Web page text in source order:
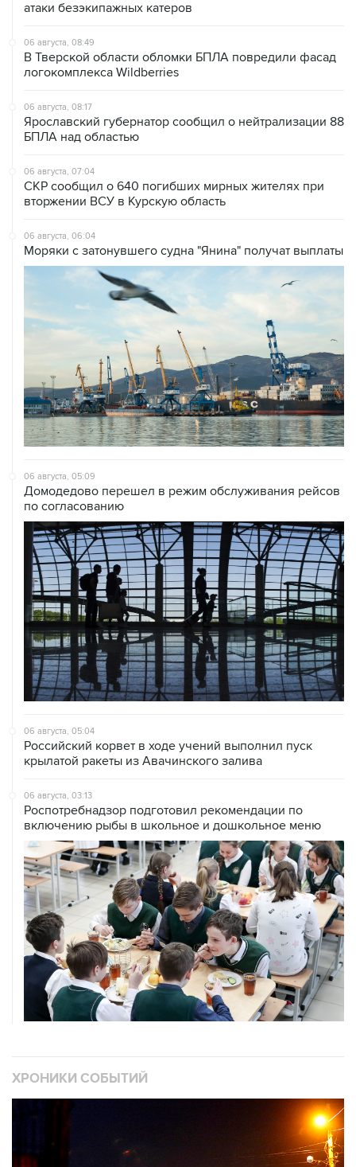
атаки безэкипажных катеров
06 августа, 08:49
В Тверской области обломки БПЛА повредили фасад
логокомплекса Wildberries
06 августа, 08:17
Ярославский губернатор сообщил о нейтрализации 88
БПЛА над областью
06 августа, 07:04
СКР сообщил о 640 погибших мирных жителях при
вторжении ВСУ в Курскую область
06 августа, 06:04
Моряки с затонувшего судна "Янина" получат выплаты
06 августа, 05:09
Домодедово перешел в режим обслуживания рейсов
по согласованию
06 августа, 05:04
Российский корвет в ходе учений выполнил пуск
крылатой ракеты из Авачинского залива
06 августа, 03:13
Роспотребнадзор подготовил рекомендации по
включению рыбы в школьное и дошкольное меню
ХРОНИКИ СОБЫТИЙ